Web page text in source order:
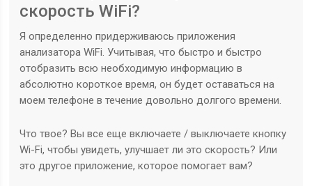
скорость WiFi?
Я определенно придерживаюсь приложения
анализатора WiFi. Учитывая, что быстро и быстро
отобразить всю необходимую информацию в
абсолютно короткое время, он будет оставаться на
моем телефоне в течение довольно долгого времени.
Что твое? Вы все еще включаете / выключаете кнопку
Wi-Fi, чтобы увидеть, улучшает ли это скорость? Или
это другое приложение, которое помогает вам?